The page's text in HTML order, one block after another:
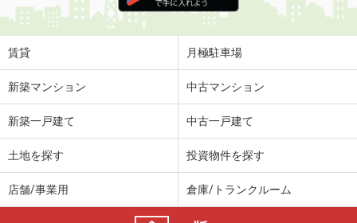
賃貸 月極駐車場
新築マンション 中古マンション
新築一戸建て 中古一戸建て
土地を探す 投資物件を探す
店舗/事業用 倉庫/トランクルーム